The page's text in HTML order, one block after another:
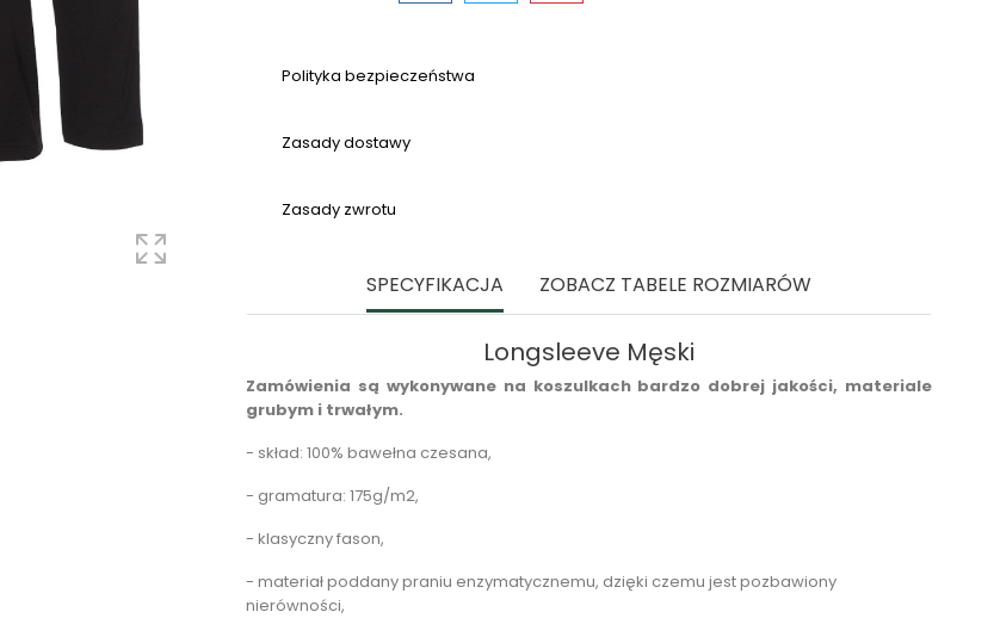
Polityka bezpieczeństwa
Zasady dostawy
Zasady zwrotu
SPECYFIKACJA ZOBACZ TABELE ROZMIARÓW
Longsleeve Męski
Zamówienia są wykonywane na koszulkach bardzo dobrej jakości, materiale
grubym i trwałym.
- skład: 100% bawełna czesana,
- gramatura: 175g/m2,
- klasyczny fason,
- materiał poddany praniu enzymatycznemu, dzięki czemu jest pozbawiony
nierówności,